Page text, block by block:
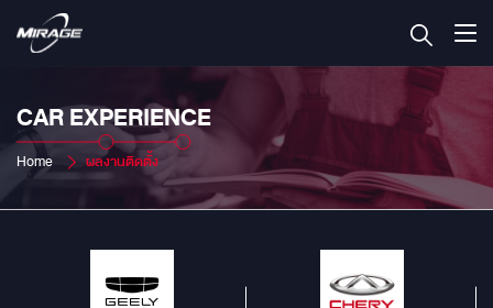
CAR EXPERIENCE
Home ผลงานติดตั้ง